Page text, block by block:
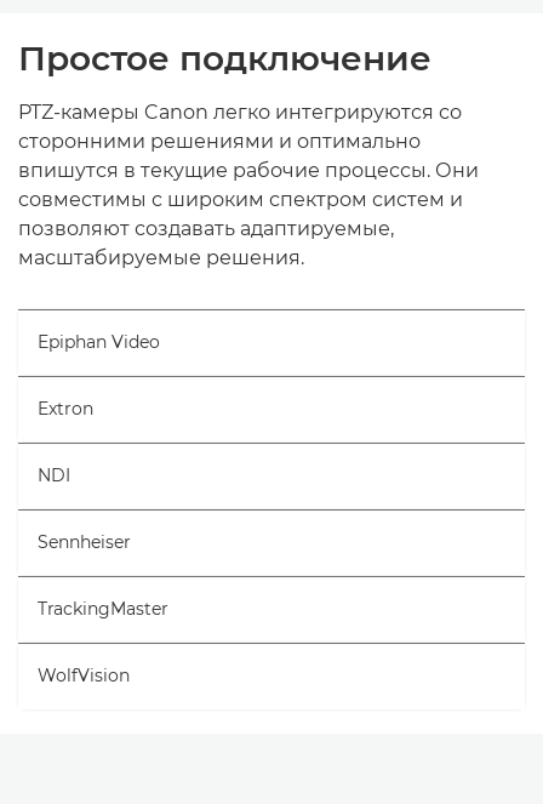
Простое подключение
PTZ-камеры Canon легко интегрируются со
сторонними решениями и оптимально
впишутся в текущие рабочие процессы. Они
совместимы с широким спектром систем и
позволяют создавать адаптируемые,
масштабируемые решения.
Epiphan Video
Extron
NDI
Sennheiser
TrackingMaster
WolfVision